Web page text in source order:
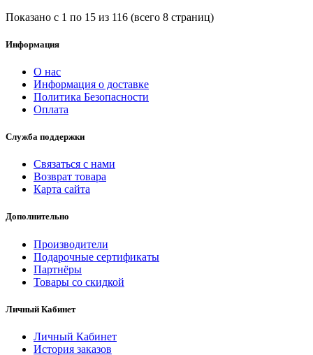
Показано с 1 по 15 из 116 (всего 8 страниц)
Информация
О нас
Информация о доставке
Политика Безопасности
Оплата
Служба поддержки
Связаться с нами
Возврат товара
Карта сайта
Дополнительно
Производители
Подарочные сертификаты
Партнёры
Товары со скидкой
Личный Кабинет
Личный Кабинет
История заказов